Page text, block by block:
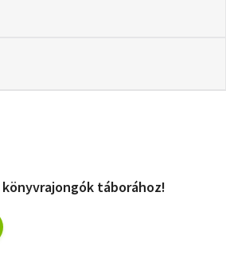
könyvrajongók táborához!